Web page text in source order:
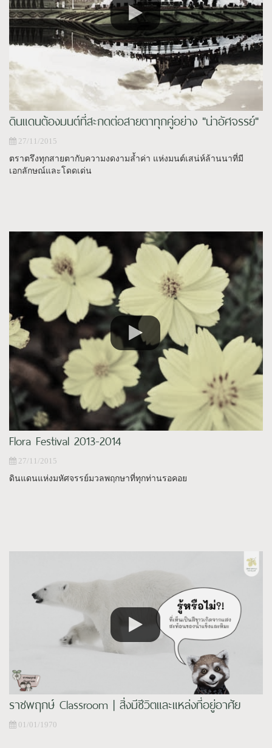
ดินแดนต้องมนต์ที่สะกดต่อสายตาทุกคู่อย่าง "น่าอัศจรรย์"
27/11/2015
ตราตรึงทุกสายตากับความงดงามล้ำค่า แห่งมนต์เสน่ห์ล้านนาที่มี
เอกลักษณ์และโดดเด่น
Flora Festival 2013-2014
27/11/2015
ดินแดนแห่งมหัศจรรย์มวลพฤกษาที่ทุกท่านรอคอย
ราชพฤกษ์ Classroom | สิ่งมีชีวิตและแหล่งที่อยู่อาศัย
01/01/1970